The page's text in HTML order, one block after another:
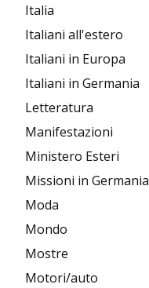
Italia
Italiani all'estero
Italiani in Europa
Italiani in Germania
Letteratura
Manifestazioni
Ministero Esteri
Missioni in Germania
Moda
Mondo
Mostre
Motori/auto